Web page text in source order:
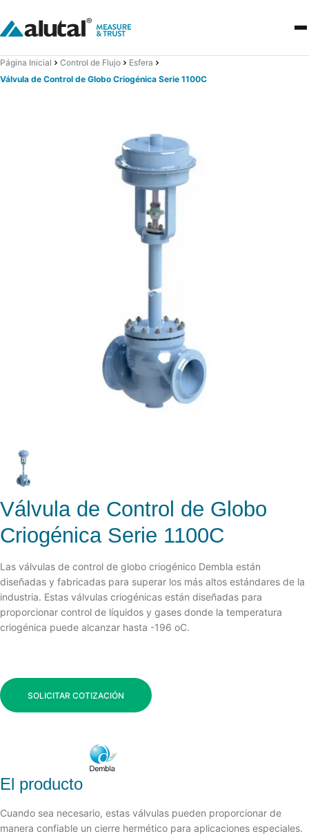
Página Inicial Control de Flujo
Esfera
Válvula de Control de Globo Criogénica Serie 1100C
Válvula de Control de Globo
Criogénica Serie 1100C
Las válvulas de control de globo criogénico Dembla están
diseñadas y fabricadas para superar los más altos estándares de la
industria. Estas válvulas criogénicas están diseñadas para
proporcionar control de líquidos y gases donde la temperatura
criogénica puede alcanzar hasta -196 oC.
SOLICITAR COTIZACIÓN
El producto
Cuando sea necesario, estas válvulas pueden proporcionar de
manera confiable un cierre hermético para aplicaciones especiales.